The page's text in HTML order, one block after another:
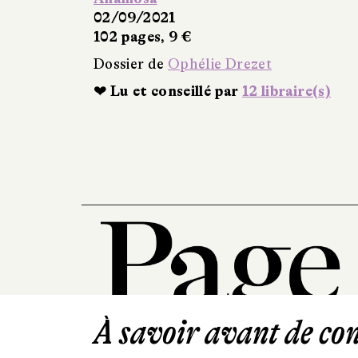
02/09/2021
102 pages, 9 €
Dossier de Ophélie Drezet
❤ Lu et conseillé par 12 libraire(s)
À savoir avant de